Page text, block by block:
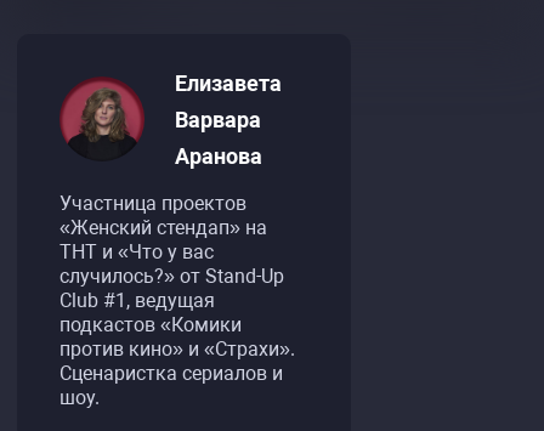
Елизавета
Варвара
Аранова
Участница проектов
«Женский стендап» на
ТНТ и «Что у вас
случилось?» от Stand-Up
Club #1, ведущая
подкастов «Комики
против кино» и «Страхи».
Сценаристка сериалов и
шоу.